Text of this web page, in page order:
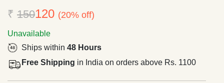
₹ 150120 (20% off)
Unavailable
Ships within 48 Hours
Free Shipping in India on orders above Rs. 1100